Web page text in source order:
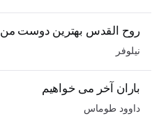
روح القدس بهترین دوست من
نیلوفر
باران آخر می خواهیم
داوود طوماس